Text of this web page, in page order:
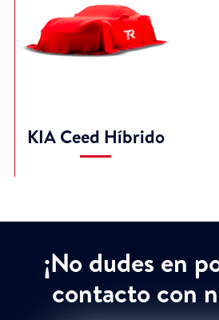
KIA Ceed Híbrido
¡No dudes en
contacto con